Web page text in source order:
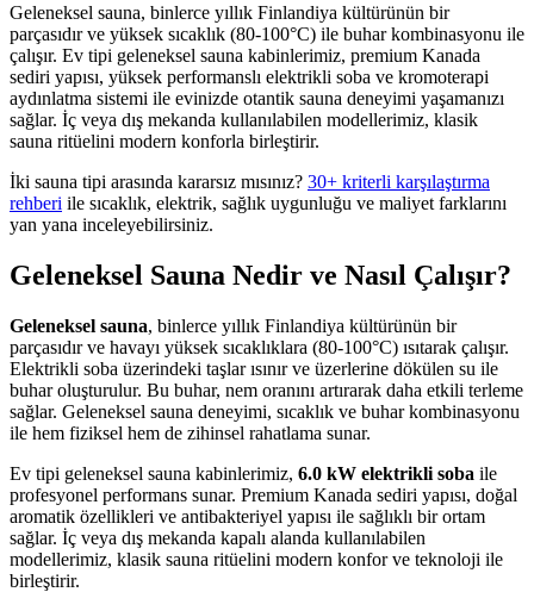
Geleneksel sauna, binlerce yıllık Finlandiya kültürünün bir
parçasıdır ve yüksek sıcaklık (80-100°C) ile buhar kombinasyonu ile
çalışır. Ev tipi geleneksel sauna kabinlerimiz, premium Kanada
sediri yapısı, yüksek performanslı elektrikli soba ve kromoterapi
aydınlatma sistemi ile evinizde otantik sauna deneyimi yaşamanızı
sağlar. İç veya dış mekanda kullanılabilen modellerimiz, klasik
sauna ritüelini modern konforla birleştirir.
İki sauna tipi arasında kararsız mısınız? 30+ kriterli karşılaştırma
rehberi ile sıcaklık, elektrik, sağlık uygunluğu ve maliyet farklarını
yan yana inceleyebilirsiniz.
Geleneksel Sauna Nedir ve Nasıl Çalışır?
Geleneksel sauna, binlerce yıllık Finlandiya kültürünün bir
parçasıdır ve havayı yüksek sıcaklıklara (80-100°C) ısıtarak çalışır.
Elektrikli soba üzerindeki taşlar ısınır ve üzerlerine dökülen su ile
buhar oluşturulur. Bu buhar, nem oranını artırarak daha etkili terleme
sağlar. Geleneksel sauna deneyimi, sıcaklık ve buhar kombinasyonu
ile hem fiziksel hem de zihinsel rahatlama sunar.
Ev tipi geleneksel sauna kabinlerimiz, 6.0 kW elektrikli soba ile
profesyonel performans sunar. Premium Kanada sediri yapısı, doğal
aromatik özellikleri ve antibakteriyel yapısı ile sağlıklı bir ortam
sağlar. İç veya dış mekanda kapalı alanda kullanılabilen
modellerimiz, klasik sauna ritüelini modern konfor ve teknoloji ile
birleştirir.